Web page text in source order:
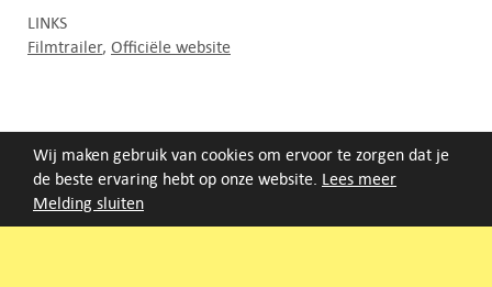
Melding sluiten
Wij maken gebruik van cookies om ervoor te zorgen dat je
de beste ervaring hebt op onze website. Lees meer
LINKS
Filmtrailer Officiële website
FILMAGENDA
Nieuwe films volgen rond half augustus :)